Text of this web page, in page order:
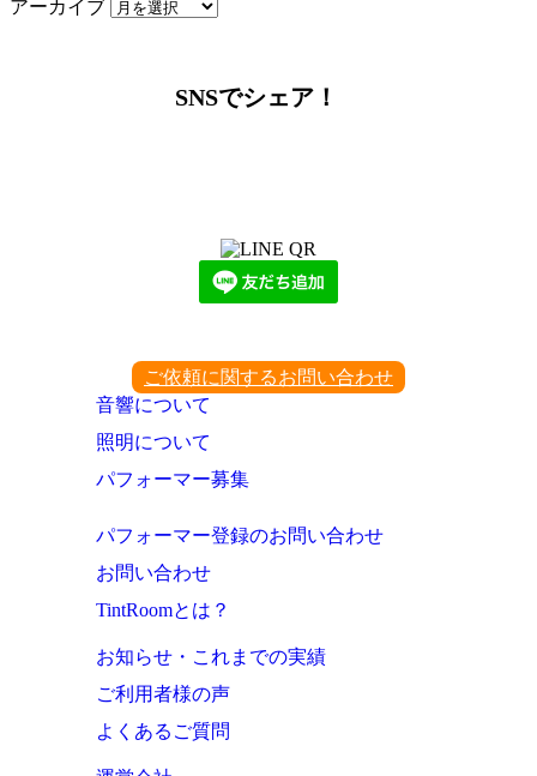
アーカイブ
SNSでシェア！
ご依頼に関するお問い合わせ
音響について
照明について
パフォーマー募集
パフォーマー登録のお問い合わせ
お問い合わせ
TintRoomとは？
お知らせ・これまでの実績
ご利用者様の声
よくあるご質問